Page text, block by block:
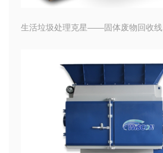
生活垃圾处理克星——固体废物回收线